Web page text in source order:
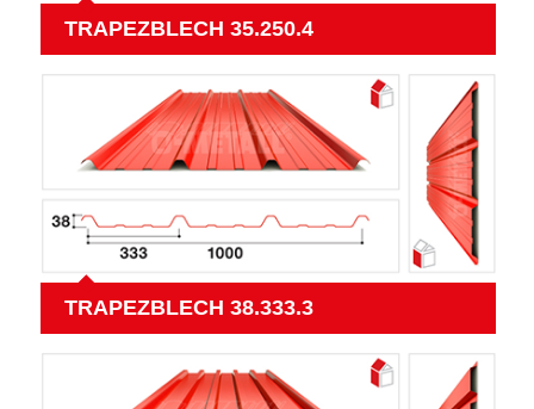
TRAPEZBLECH 35.250.4
TRAPEZBLECH 38.333.3